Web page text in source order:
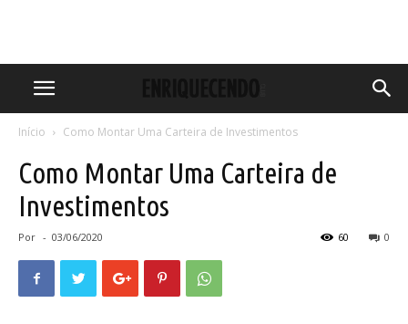
Início Como Montar Uma Carteira de Investimentos
Como Montar Uma Carteira de
Investimentos
Por - 03/06/2020 0
60